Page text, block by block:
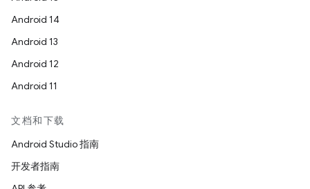
Android 14
Android 13
Android 12
Android 11
文档和下载
Android Studio 指南
开发者指南